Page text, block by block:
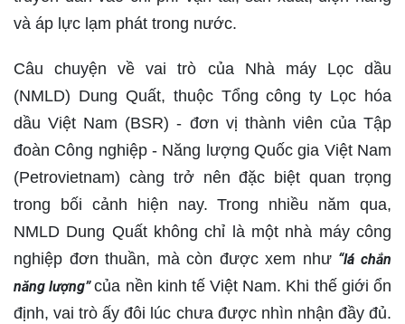
và áp lực lạm phát trong nước.
Câu chuyện về vai trò của Nhà máy Lọc dầu
(NMLD) Dung Quất, thuộc Tổng công ty Lọc hóa
dầu Việt Nam (BSR) - đơn vị thành viên của Tập
đoàn Công nghiệp - Năng lượng Quốc gia Việt Nam
(Petrovietnam) càng trở nên đặc biệt quan trọng
trong bối cảnh hiện nay. Trong nhiều năm qua,
NMLD Dung Quất không chỉ là một nhà máy công
nghiệp đơn thuần, mà còn được xem như “lá chắn
năng lượng”của nền kinh tế Việt Nam. Khi thế giới ổn
định, vai trò ấy đôi lúc chưa được nhìn nhận đầy đủ.